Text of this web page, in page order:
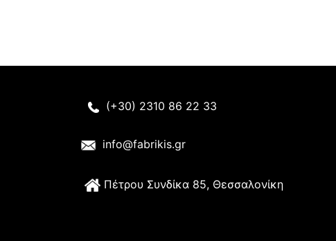
(+30) 2310 86 22 33
info@fabrikis.gr
Πέτρου Συνδίκα 85, Θεσσαλονίκη